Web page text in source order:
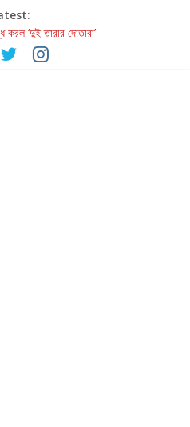
করল ‘দুই তারার দোতারা’
বিবর্তনের গল্প
রথযাত্রার উদযাপন